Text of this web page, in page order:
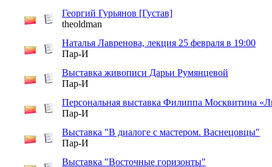
Георгий Гурьянов [Густав]
theoldman
Наталья Лавренова, лекция 25 февраля в 19:00
Пар-И
Выставка живописи Дарьи Румянцевой
Пар-И
Персональная выставка Филиппа Москвитина
Пар-И
Выставка "В диалоге с мастером. Васнецовцы"
Пар-И
Выставка "Восточные горизонты"